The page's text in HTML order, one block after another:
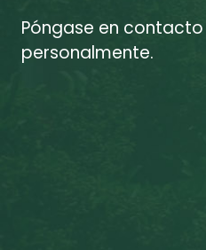
Póngase en
personalmente.